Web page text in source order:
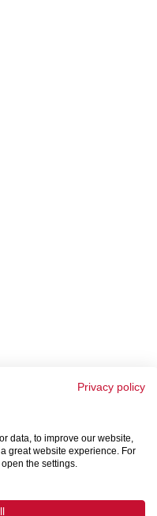

Privacy policy
data, to improve our website,
great website experience. For
the settings.